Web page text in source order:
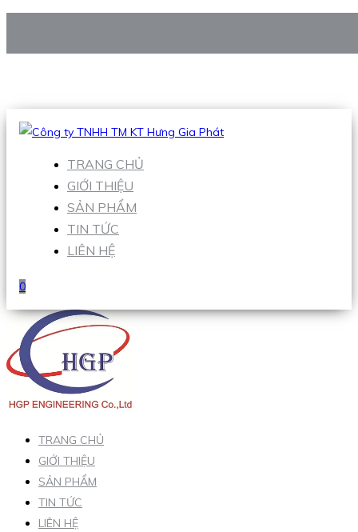
Hotline:0938 906 663
TRANG CHỦ
GIỚI THIỆU
SẢN PHẨM
TIN TỨC
LIÊN HỆ
0
TRANG CHỦ
GIỚI THIỆU
SẢN PHẨM
TIN TỨC
LIÊN HỆ